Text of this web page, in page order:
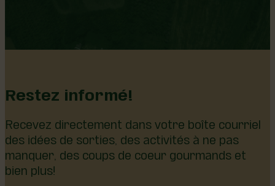
Restez informé!
Recevez directement dans votre boîte courriel
des idées de sorties, des activités à ne pas
manquer, des coups de coeur gourmands et
bien plus!